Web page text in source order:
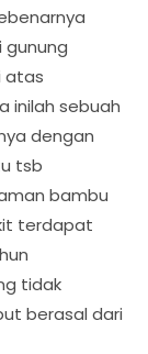
gunung
atas
inilah sebuah
dengan
tsb
bambu
terdapat
tidak
berasal dari